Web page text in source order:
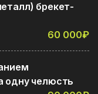
брекет-
60 000₽
одну челюсть